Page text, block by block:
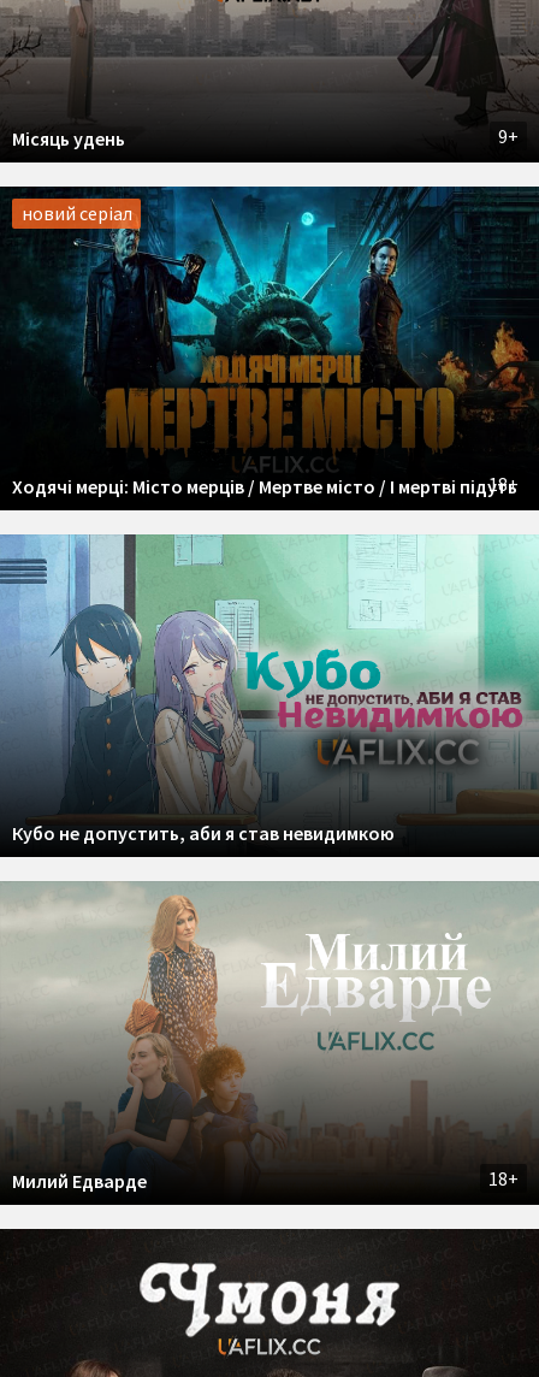
9+
Місяць удень
новий серіал
18+
Ходячі мерці: Місто мерців / Мертве місто / І мертві підуть
Кубо не допустить, аби я став невидимкою
18+
Милий Едварде